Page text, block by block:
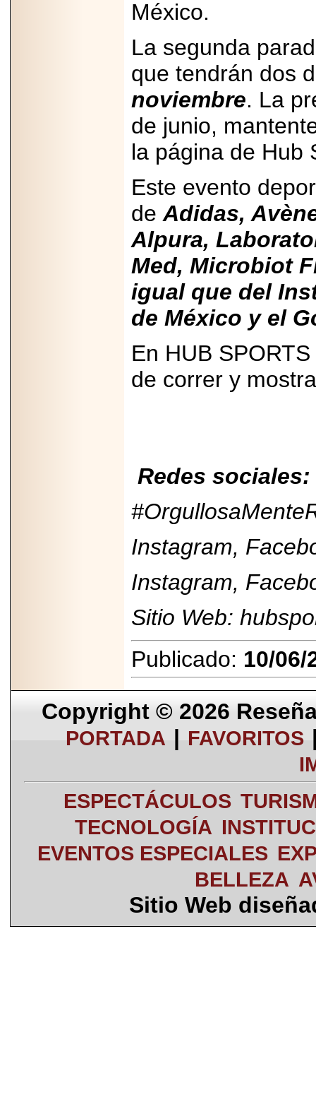
México.
La segunda
que tendrán dos
noviembre. La
de junio,
la página de Hub
Este evento
de Adidas,
Alpura,
Med, Microbiot
igual que del
de México y el
En HUB
de correr y
Redes sociales:
Instagram,
Instagram,
Sitio Web:
Publicado: 10/06/
Copyright © 2026
PORTADA | FAVORITOS
ESPECTÁCULOS
TECNOLOGÍA
EVENTOS ESPECIALES
BELLEZA
Sitio Web